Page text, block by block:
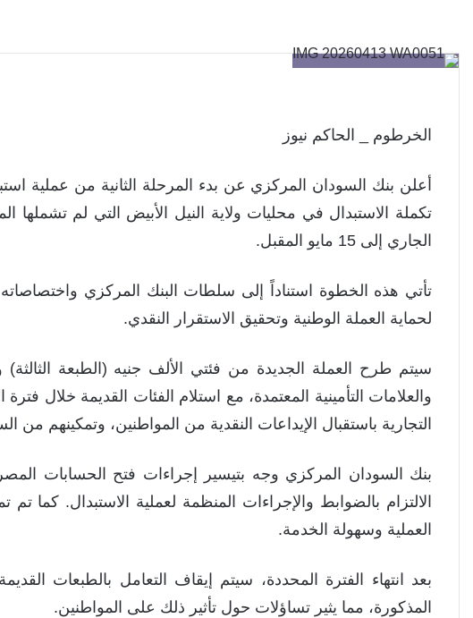
الخرطوم _ الحاكم نيوز
أعلن بنك السودان المركزي عن بدء المرحلة الثانية من عملية
الجاري إلى 15 مايو المقبل.
لحماية العملة الوطنية وتحقيق الاستقرار النقدي.
سيتم طرح العملة الجديدة من فئتي الألف جنيه (الطبعة الثالثة)
والعلامات التأمينية المعتمدة، مع استلام الفئات القديمة خلال
التجارية باستقبال الإيداعات النقدية من المواطنين، وتمكينهم
بنك السودان المركزي وجه بتيسير إجراءات فتح الحسابات
الالتزام بالضوابط والإجراءات المنظمة لعملية الاستبدال.
العملية وسهولة الخدمة.
المذكورة، مما يثير تساؤلات حول تأثير ذلك على المواطنين.